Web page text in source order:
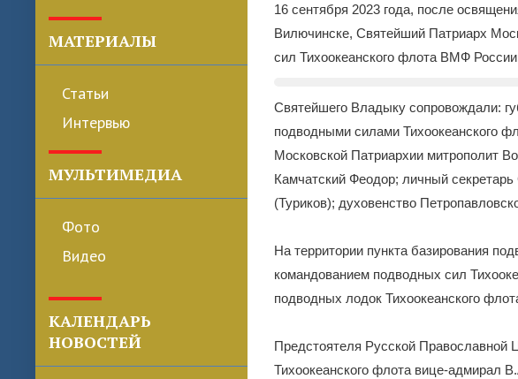
МАТЕРИАЛЫ
Статьи
Интервью
МУЛЬТИМЕДИА
Фото
Видео
КАЛЕНДАРЬ
НОВОСТЕЙ
16 сентября 2023 года, после
Вилючинске, Святейший Патриарх
сил Тихоокеанского флота ВМФ
Святейшего Владыку сопровождали:
подводными силами Тихоокеанского
Московской Патриархии митрополит
Камчатский Феодор; личный
(Туриков); духовенство
На территории пункта базирования
командованием подводных сил
подводных лодок Тихоокеанского
Предстоятеля Русской Православной
Тихоокеанского флота вице-адмирал